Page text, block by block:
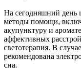
На сегодняшний день
методы помощи,
акупунктуру и
аффективных
светотерапия. В
рекомендована
сна.